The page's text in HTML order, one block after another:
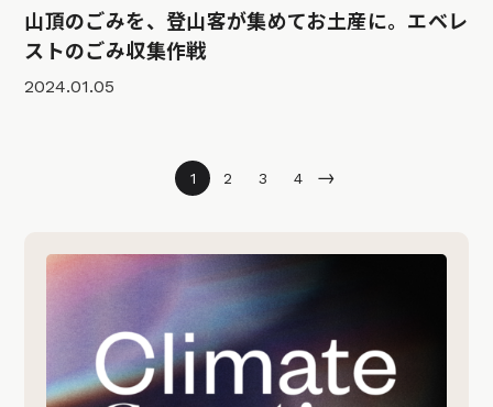
山頂のごみを、登山客が集めてお土産に。エベレ
ストのごみ収集作戦
2024.01.05
1 2 3 4 →